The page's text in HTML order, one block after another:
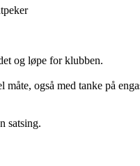
og løpe for klubben.
også med tanke på
satsing.